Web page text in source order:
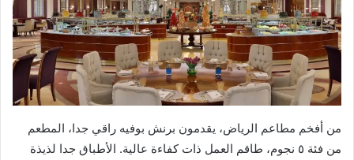
من أفخم مطاعم الرياض، يقدمون برنش بوفيه راقي جدا، المطعم
من فئة ٥ نجوم، طاقم العمل ذات كفاءة عالية. الأطباق جدا لذيذة